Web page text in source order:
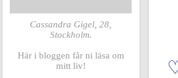
Cassandra Gigel, 28,
Stockholm.
Här i bloggen får ni läsa om
mitt liv!